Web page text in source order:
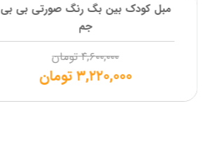
مبل کودک بین بگ رنگ صورتی بی بی
جم
۴,۶۰۰,۰۰۰ تومان
۳,۲۲۰,۰۰۰تومان